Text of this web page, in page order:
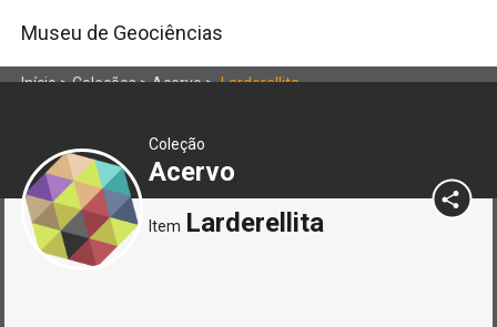
Museu de Geociências
Início>Coleções>Acervo>Larderellita
Coleção
Acervo
Item Larderellita